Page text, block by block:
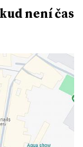
není čas